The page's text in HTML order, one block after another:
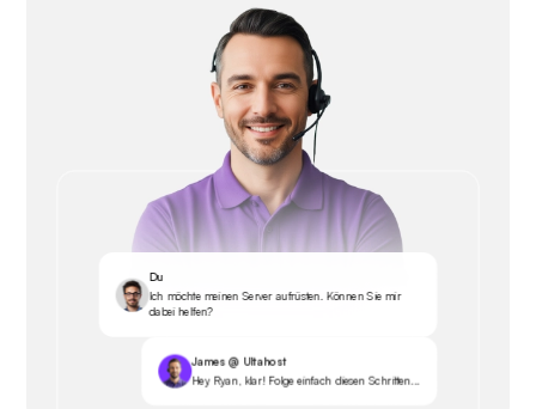
Du
Ich möchte meinen Server aufrüsten. Können Sie mir
dabei helfen?
James @ Ultahost
Hey Ryan, klar! Folge einfach diesen Schritten...